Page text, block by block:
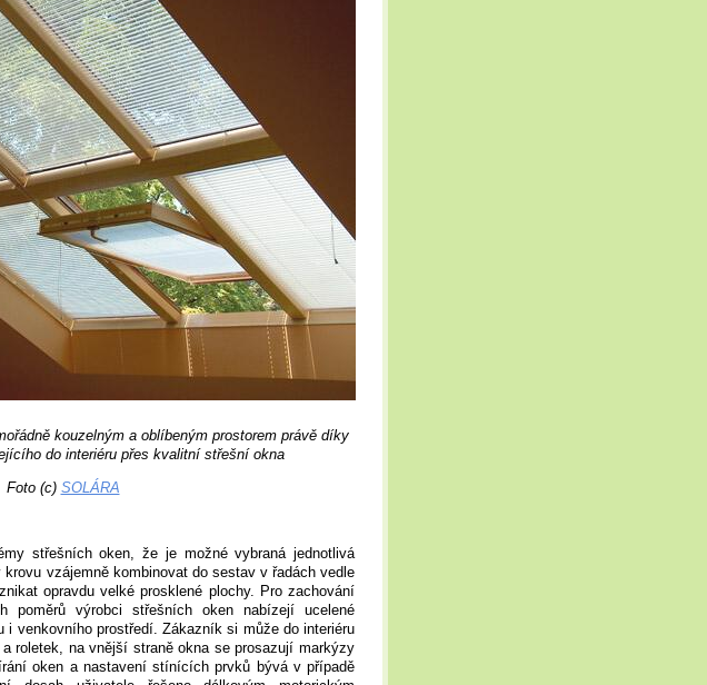
kouzelným a oblíbeným prostorem právě díky
do interiéru přes kvalitní střešní okna
Foto (c) SOLÁRA
střešních oken, že je možné vybraná jednotlivá
vzájemně kombinovat do sestav v řadách vedle
opravdu velké prosklené plochy. Pro zachování
poměrů výrobci střešních oken nabízejí ucelené
venkovního prostředí. Zákazník si může do interiéru
roletek, na vnější straně okna se prosazují markýzy
oken a nastavení stínících prvků bývá v případě